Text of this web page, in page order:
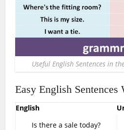
Useful English Sentences in
Easy English Sentences
English
Is there a sale today?